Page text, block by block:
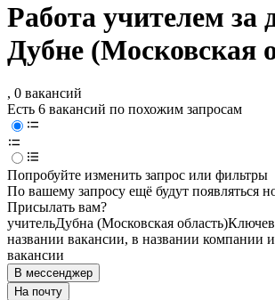
Работа учителем за
Дубне (Московская
, 0 вакансий
Есть 6 вакансий по похожим запросам
Попробуйте изменить запрос или фильтры
По вашему запросу ещё будут появляться
Присылать вам?
учительДубна (Московская область)
названии вакансии, в названии компании
вакансии
В мессенджер
На почту